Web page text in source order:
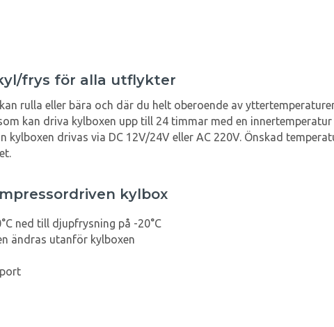
frys för alla utflykter
rulla eller bära och där du helt oberoende av
kan driva kylboxen upp till 24 timmar med en
drivas via DC 12V/24V eller AC 220V. Önskad
kylbox
ned till djupfrysning på -20°C
ändras utanför kylboxen